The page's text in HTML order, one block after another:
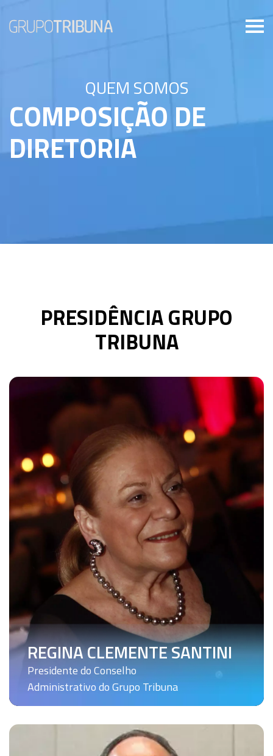
QUEM SOMOS
COMPOSIÇÃO DE
DIRETORIA
PRESIDÊNCIA GRUPO
TRIBUNA
REGINA CLEMENTE SANTINI
Presidente do Conselho
Administrativo do Grupo Tribuna